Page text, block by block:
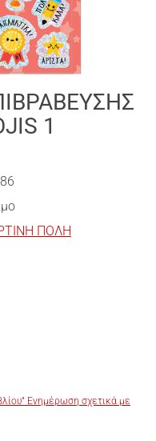
1
ΠΟΛΗ
Ενημέρωση σχετικά με